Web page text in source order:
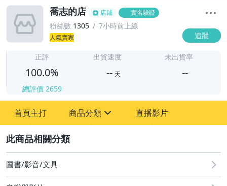
喬志的店 店鋪 實名驗證
粉絲數 1305 7小時前上線
人氣賣家 追蹤
正評
100.0%
總評價 2659
出貨速度
-- 天
未出貨率
--
首頁主打 商品分類 直播影片
圖書/影音/文具